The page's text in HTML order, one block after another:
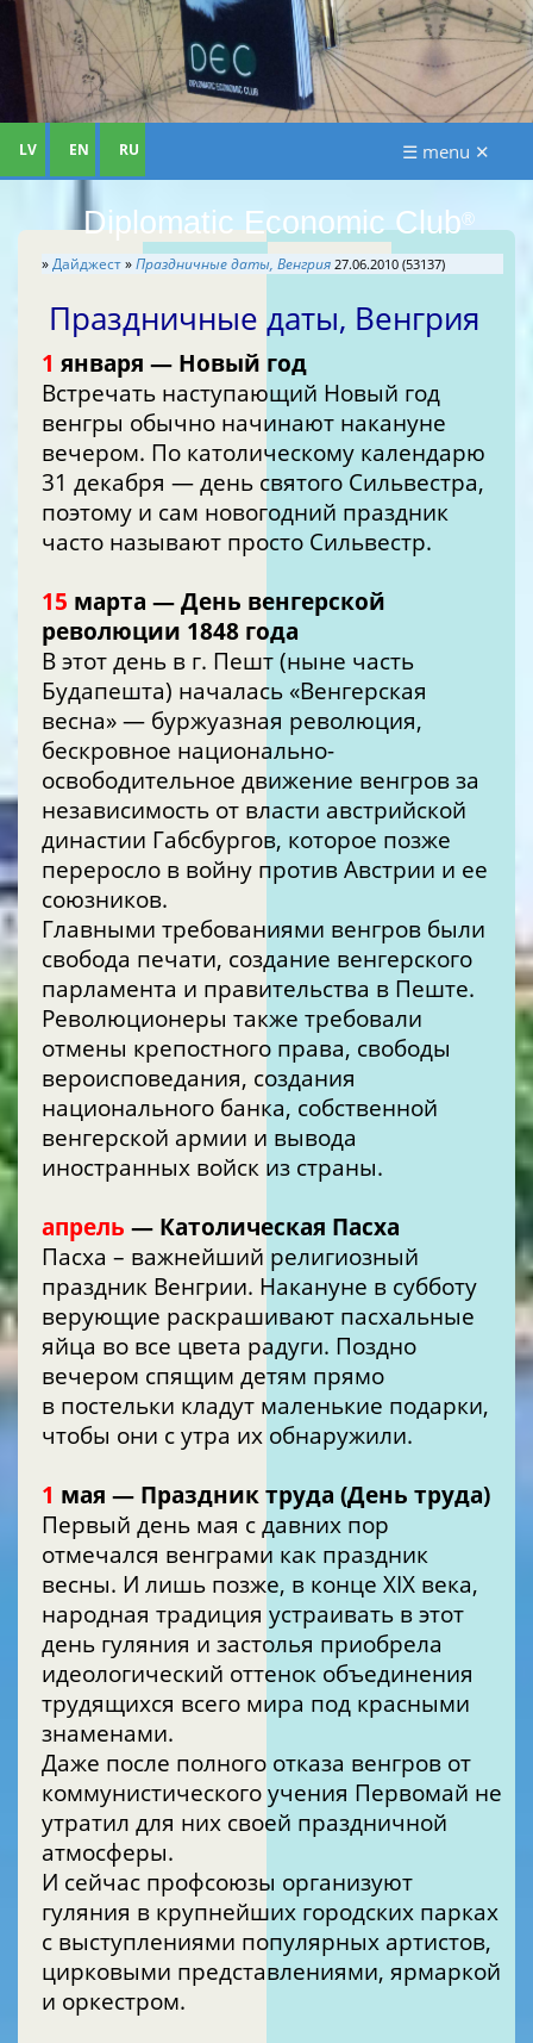
Diplomatic Economic Club®
LV EN RU ☰ menu ✕
»Дайджест»Праздничные даты, Венгрия 27.06.2010 (53137)
Праздничные даты, Венгрия
1 января — Новый год
Встречать наступающий Новый год
венгры обычно начинают накануне
вечером. По католическому календарю
31 декабря — день святого Сильвестра,
поэтому и сам новогодний праздник
часто называют просто Сильвестр.
15 марта — День венгерской
революции 1848 года
В этот день в г. Пешт (ныне часть
Будапешта) началась «Венгерская
весна» — буржуазная революция,
бескровное национально-
освободительное движение венгров за
независимость от власти австрийской
династии Габсбургов, которое позже
переросло в войну против Австрии и ее
союзников.
Главными требованиями венгров были
свобода печати, создание венгерского
парламента и правительства в Пеште.
Революционеры также требовали
отмены крепостного права, свободы
вероисповедания, создания
национального банка, собственной
венгерской армии и вывода
иностранных войск из страны.
апрель
— Католическая Пасха
Пасха – важнейший религиозный
праздник Венгрии. Накануне в субботу
верующие раскрашивают пасхальные
яйца во все цвета радуги. Поздно
вечером спящим детям прямо
в постельки кладут маленькие подарки,
чтобы они с утра их обнаружили.
1 мая — Праздник труда (День труда)
Первый день мая с давних пор
отмечался венграми как праздник
весны. И лишь позже, в конце XIX века,
народная традиция устраивать в этот
день гуляния и застолья приобрела
идеологический оттенок объединения
трудящихся всего мира под красными
знаменами.
Даже после полного отказа венгров от
коммунистического учения Первомай не
утратил для них своей праздничной
атмосферы.
И сейчас профсоюзы организуют
гуляния в крупнейших городских парках
с выступлениями популярных артистов,
цирковыми представлениями, ярмаркой